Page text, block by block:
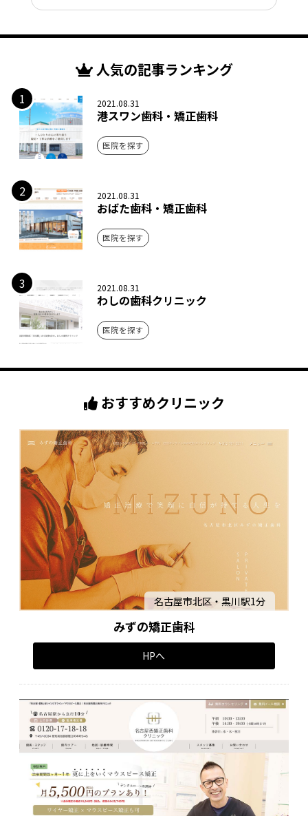
人気の記事ランキング
1 2021.08.31
港スワン歯科・矯正歯科
医院を探す
2 2021.08.31
おばた歯科・矯正歯科
医院を探す
3 2021.08.31
わしの歯科クリニック
医院を探す
おすすめクリニック
名古屋市北区・黒川駅1分
みずの矯正歯科
HPへ